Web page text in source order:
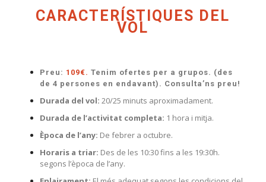
CARACTERÍSTIQUES DEL
VOL
Preu: 109€. Tenim ofertes per a grupos. (des
de 4 persones en endavant). Consulta’ns preu!
Durada del vol: 20/25 minuts aproximadament.
Durada de l’activitat completa: 1 hora i mitja.
Època de l’any: De febrer a octubre.
Horaris a triar: Des de les 10:30 fins a les 19:30h.
segons l’època de l’any.